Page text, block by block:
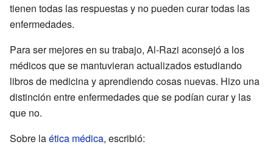
tienen todas las respuestas y no pueden curar todas las
enfermedades.
Para ser mejores en su trabajo, Al-Razi aconsejó a los
médicos que se mantuvieran actualizados estudiando
libros de medicina y aprendiendo cosas nuevas. Hizo una
distinción entre enfermedades que se podían curar y las
que no.
Sobre laética médica, escribió: